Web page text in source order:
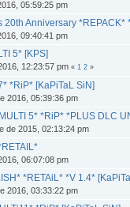
05:59:25 pm
Anniversary *REPACK*
09:40:41 pm
5* [KPS]
12:23:57 pm« 1 2 »
*RiP* [KaPiTaL SiN]
2016, 05:39:36 pm
5* *RiP* *PLUS DLC
de 2015, 02:13:24 pm
06:07:08 pm
*RETAiL* *V 1.4*
2016, 03:33:22 pm